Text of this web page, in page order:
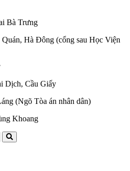
Bà Trưng
Hà Đông (cổng sau Học Viện
Dịch, Cầu Giấy
(Ngõ Tòa án nhân dân)
Khoang